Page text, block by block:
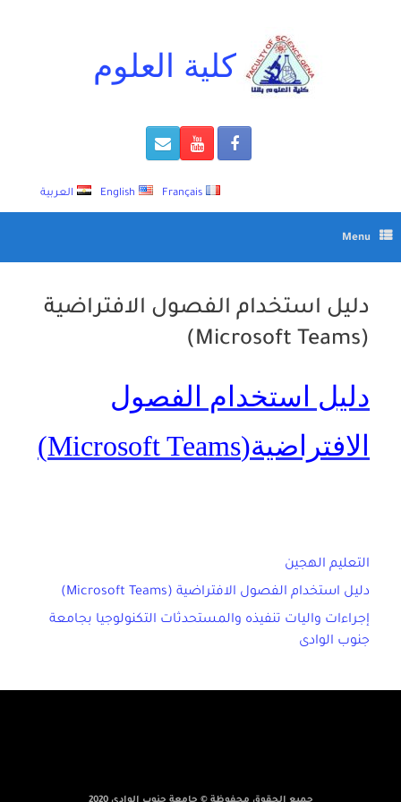
كلية العلوم
العربية English Français
Menu
دليل استخدام الفصول الافتراضية
(Microsoft Teams)
دليل استخدام الفصول
الافتراضية(Microsoft Teams)
التعليم الهجين
دليل استخدام الفصول الافتراضية (Microsoft Teams)
إجراءات واليات تنفيذه والمستحدثات التكنولوجيا بجامعة
جنوب الوادى